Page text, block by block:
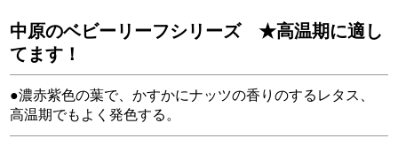
中原のベビーリーフシリーズ ★高温期に適し
てます！
●濃赤紫色の葉で、かすかにナッツの香りのするレタス、
高温期でもよく発色する。